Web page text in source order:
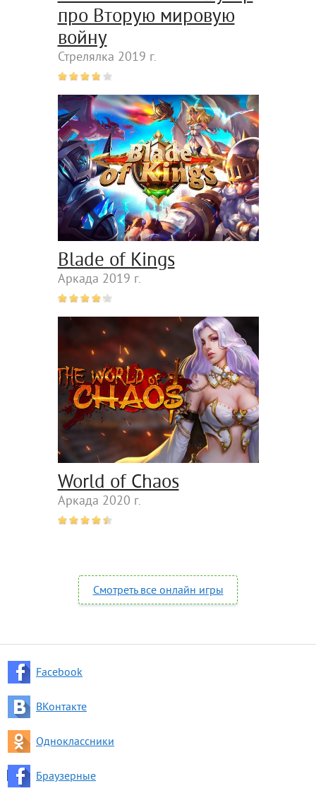
про Вторую мировую
войну
Стрелялка 2019 г.
Blade of Kings
Аркада 2019 г.
World of Chaos
Аркада 2020 г.
Смотреть все онлайн игры
Facebook
ВКонтакте
Одноклассники
Браузерные